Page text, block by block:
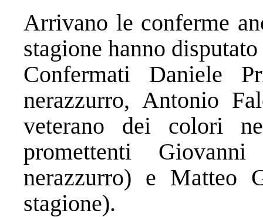
Arrivano le conferme
stagione hanno
Confermati Daniele
nerazzurro, Antonio
veterano dei colori
promettenti
nerazzurro) e Matteo
stagione).